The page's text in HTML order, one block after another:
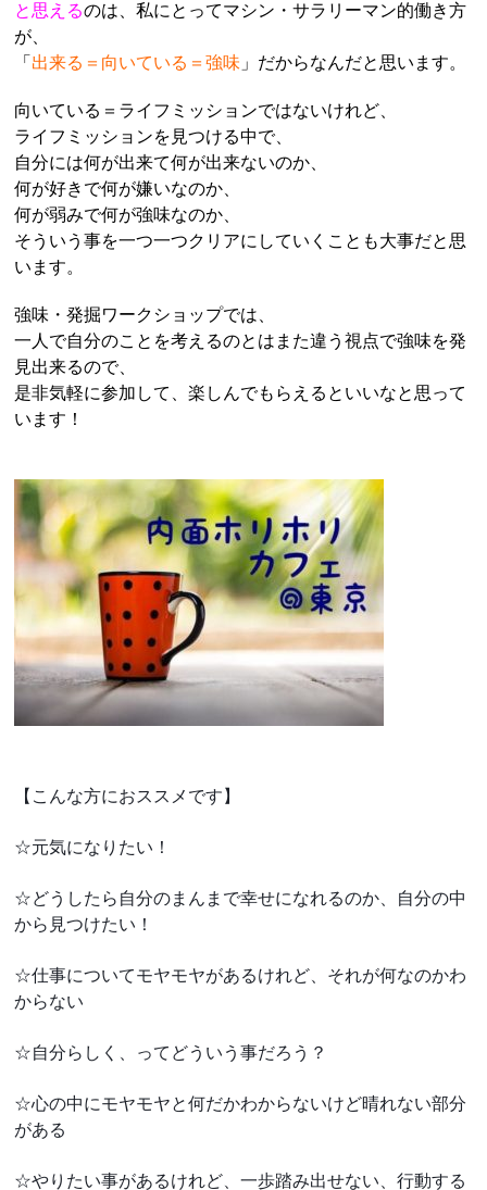
と思えるのは、私にとってマシン・サラリーマン的働き方
が、
「 出来る＝向いている＝強味 」だからなんだと思います。
向いている＝ライフミッションではないけれど、
ライフミッションを見つける中で、
自分には何が出来て何が出来ないのか、
何が好きで何が嫌いなのか、
何が弱みで何が強味なのか、
そういう事を一つ一つクリアにしていくことも大事だと思
います。
強味・発掘ワークショップでは、
一人で自分のことを考えるのとはまた違う視点で強味を発
見出来るので、
是非気軽に参加して、楽しんでもらえるといいなと思って
います！
【こんな方におススメです】
☆元気になりたい！
☆どうしたら自分のまんまで幸せになれるのか、自分の中
から見つけたい！
☆仕事についてモヤモヤがあるけれど、それが何なのかわ
からない
☆自分らしく、ってどういう事だろう？
☆心の中にモヤモヤと何だかわからないけど晴れない部分
がある
☆やりたい事があるけれど、一歩踏み出せない、行動する